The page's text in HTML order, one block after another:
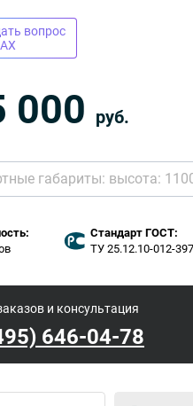
вопрос
000 руб.
габариты: высота:
Стандарт ГОСТ:
ТУ 25.12.10-012-
и консультация
646-04-78